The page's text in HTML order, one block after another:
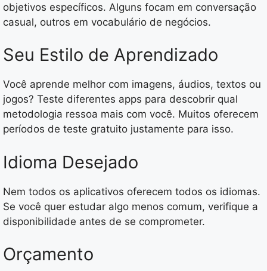
objetivos específicos. Alguns focam em conversação
casual, outros em vocabulário de negócios.
Seu Estilo de Aprendizado
Você aprende melhor com imagens, áudios, textos ou
jogos? Teste diferentes apps para descobrir qual
metodologia ressoa mais com você. Muitos oferecem
períodos de teste gratuito justamente para isso.
Idioma Desejado
Nem todos os aplicativos oferecem todos os idiomas.
Se você quer estudar algo menos comum, verifique a
disponibilidade antes de se comprometer.
Orçamento